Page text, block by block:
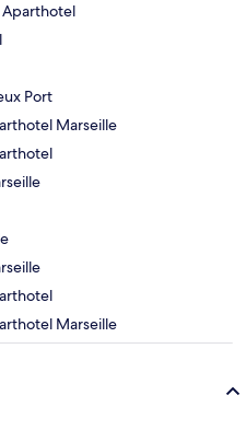
Aparthotel
Port
Marseille
Marseille